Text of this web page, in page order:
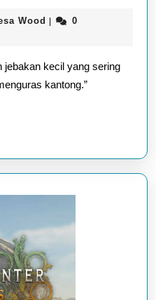
Wood Lesa
|
0
jebakan kecil yang sering
kantong.”